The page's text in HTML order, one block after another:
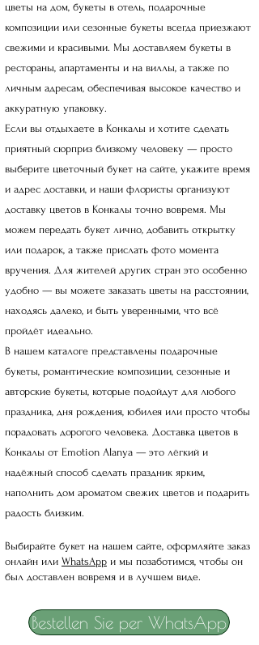
цветы на дом, букеты в отель, подарочные
композиции или сезонные букеты всегда приезжают
свежими и красивыми. Мы доставляем букеты в
рестораны, апартаменты и на виллы, а также по
личным адресам, обеспечивая высокое качество и
аккуратную упаковку.
Если вы отдыхаете в Конкалы и хотите сделать
приятный сюрприз близкому человеку — просто
выберите цветочный букет на сайте, укажите время
и адрес доставки, и наши флористы организуют
доставку цветов в Конкалы точно вовремя. Мы
можем передать букет лично, добавить открытку
или подарок, а также прислать фото момента
вручения. Для жителей других стран это особенно
удобно — вы можете заказать цветы на расстоянии,
находясь далеко, и быть уверенными, что всё
пройдёт идеально.
В нашем каталоге представлены подарочные
букеты, романтические композиции, сезонные и
авторские букеты, которые подойдут для любого
праздника, дня рождения, юбилея или просто чтобы
порадовать дорогого человека. Доставка цветов в
Конкалы от Emotion Alanya — это лёгкий и
надёжный способ сделать праздник ярким,
наполнить дом ароматом свежих цветов и подарить
радость близким.
Выбирайте букет на нашем сайте, оформляйте заказ
онлайн или WhatsApp и мы позаботимся, чтобы он
был доставлен вовремя и в лучшем виде.
Bestellen Sie per WhatsApp